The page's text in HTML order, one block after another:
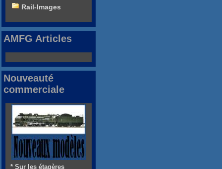
Rail-Images
AMFG Articles
Nouveauté
commerciale
* Sur les étagères